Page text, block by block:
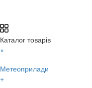
Каталог товарів
×
Метеоприлади
+